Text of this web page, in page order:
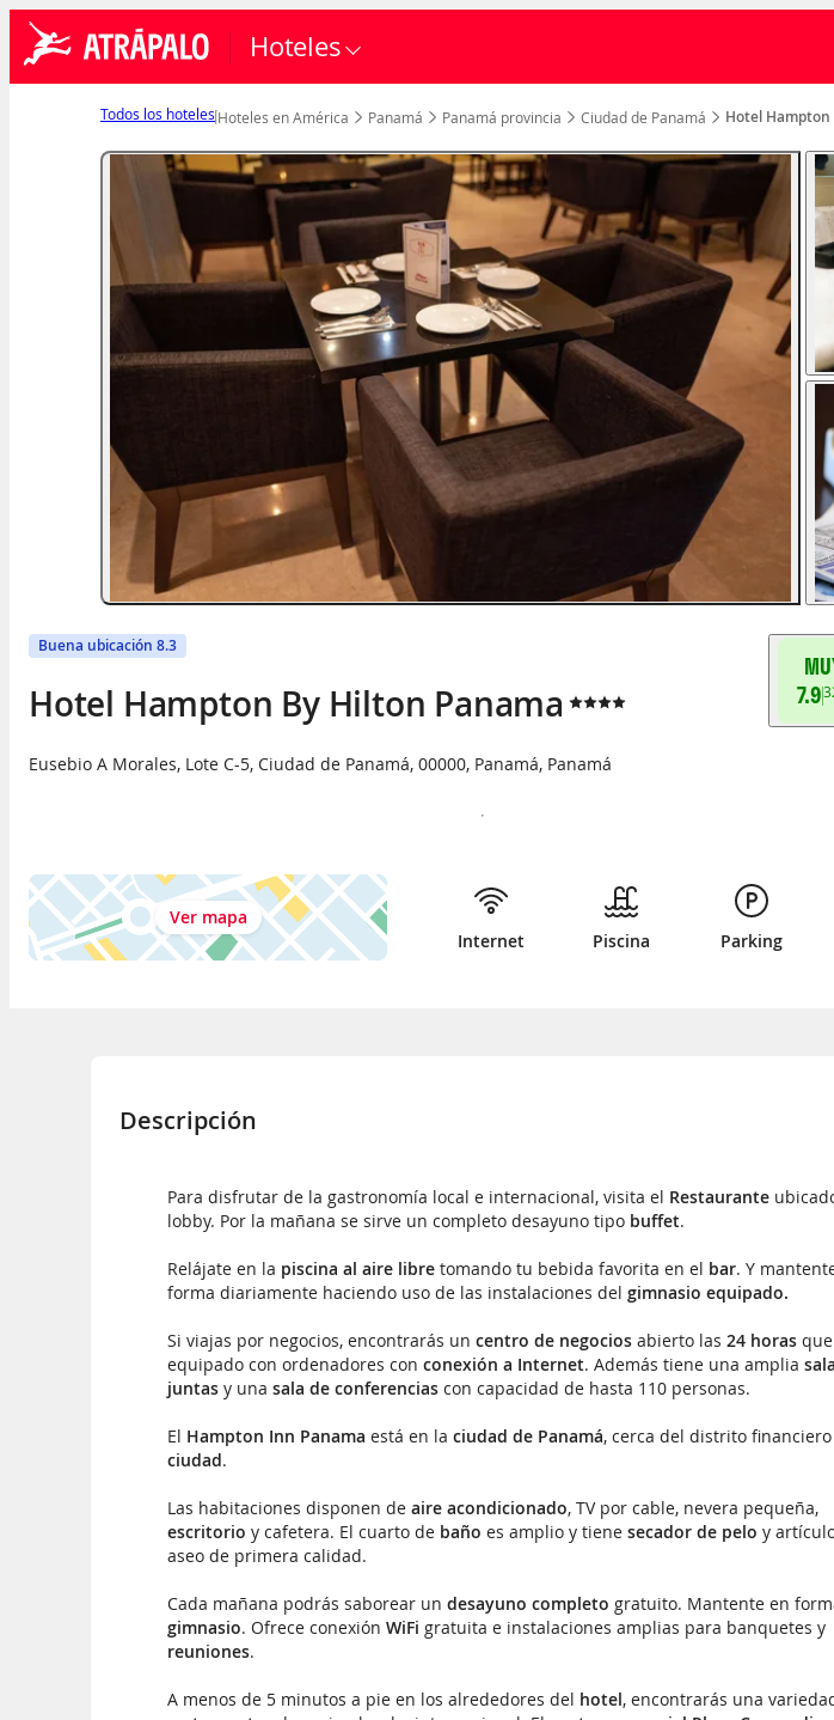
Hoteles
Todos los hoteles Hoteles en América Panamá Panamá provincia Ciudad de Panamá Hotel Hampton
Buena ubicación 8.3
Hotel Hampton By Hilton Panama
Eusebio A Morales, Lote C-5, Ciudad de Panamá, 00000, Panamá, Panamá
7.9
Ver mapa
Internet
Piscina Parking
Descripción
Para disfrutar de la gastronomía local e internacional, visita el Restaurante
lobby. Por la mañana se sirve un completo desayuno tipo buffet.
Relájate en la piscina al aire libre tomando tu bebida favorita en el bar. Y
forma diariamente haciendo uso de las instalaciones del gimnasio equipado.
Si viajas por negocios, encontrarás un centro de negocios abierto las 24 horas
equipado con ordenadores con conexión a Internet. Además tiene una amplia
juntas y una sala de conferencias con capacidad de hasta 110 personas.
El Hampton Inn Panama está en la ciudad de Panamá, cerca del distrito
ciudad.
Las habitaciones disponen de aire acondicionado, TV por cable, nevera pequeña,
escritorio y cafetera. El cuarto de baño es amplio y tiene secador de pelo y
aseo de primera calidad.
Cada mañana podrás saborear un desayuno completo gratuito. Mantente en
gimnasio. Ofrece conexión WiFi gratuita e instalaciones amplias para banquetes y
reuniones.
A menos de 5 minutos a pie en los alrededores del hotel, encontrarás una